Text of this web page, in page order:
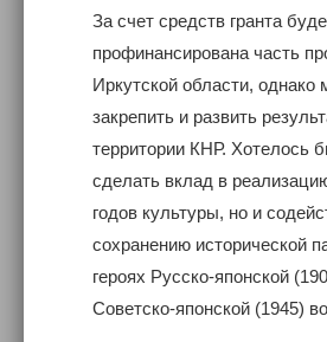
За счет средств гранта
профинансирована часть
Иркутской области, однако
закрепить и развить
территории КНР. Хотелось
сделать вклад в
годов культуры, но и
сохранению исторической
героях Русско-японской
Советско-японской (1945)